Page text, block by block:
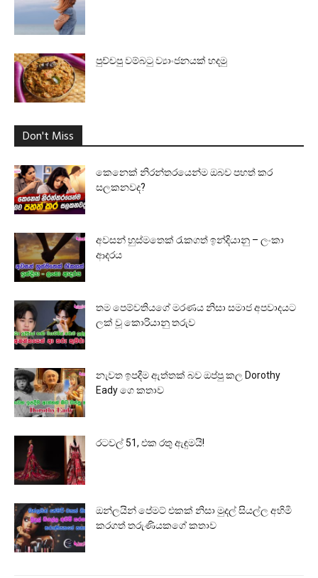
පුච්චපු වම්බටු ව්‍යාංජනයක් හදමු
Don't Miss
කෙනෙක් නිරන්තරයෙන්ම ඔබව පහත් කර
සලකනවද?
අවසන් හුස්මතෙක් රැකගත් ඉන්දියානු – ලංකා
ආදරය
තම පෙම්වතියගේ මරණය නිසා සමාජ අපවාදයට
ලක් වූ කොරියානු තරුව
නැවත ඉපදීම ඇත්තක් බව ඔප්පු කල Dorothy
Eady ගෙ කතාව
රටවල් 51, එක රතු ඇඳුමයි!
ඔන්ලයින් පේමට් එකක් නිසා මුදල් සියල්ල අහිමි
කරගත් තරුණියකගේ කතාව